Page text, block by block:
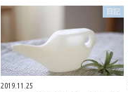
日記
2019.11.25